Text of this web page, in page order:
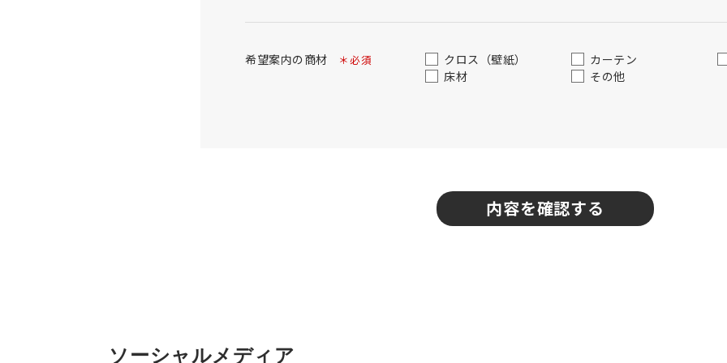
希望案内の商材 ＊必須 クロス（壁紙）
カーテン
床材
その他
内容を確認する
ソーシャルメディア